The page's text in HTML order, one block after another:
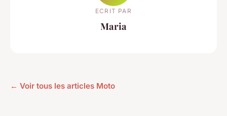
ECRIT PAR
Maria
← Voir tous les articles Moto